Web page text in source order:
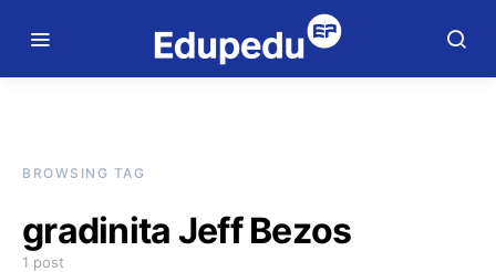
BROWSING TAG
gradinita Jeff Bezos
1 post